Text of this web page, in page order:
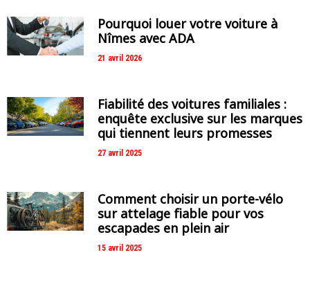
Pourquoi louer votre voiture à
Nîmes avec ADA
21 avril 2026
Fiabilité des voitures familiales :
enquête exclusive sur les marques
qui tiennent leurs promesses
27 avril 2025
Comment choisir un porte-vélo
sur attelage fiable pour vos
escapades en plein air
15 avril 2025